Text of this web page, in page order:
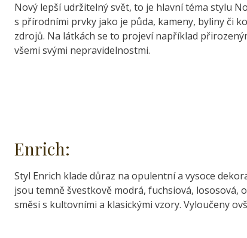
Nový lepší udržitelný svět, to je hlavní téma stylu
s přírodními prvky jako je půda, kameny, byliny či
zdrojů. Na látkách se to projeví například
všemi svými nepravidelnostmi.
Enrich:
Styl Enrich klade důraz na opulentní a vysoce
jsou temně švestkově modrá, fuchsiová, lososová,
směsi s kultovními a klasickými vzory. Vyloučeny